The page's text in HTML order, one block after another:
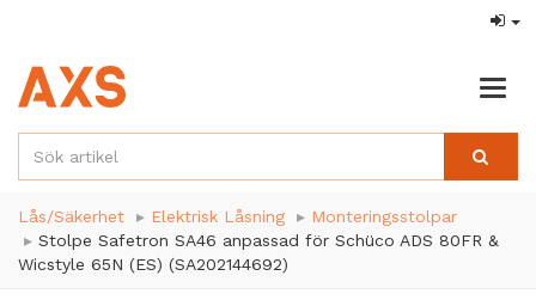
Lås/Säkerhet Elektrisk Låsning
Monteringsstolpar
Stolpe Safetron SA46 anpassad för Schüco ADS 80FR &
Wicstyle 65N (ES) (SA202144692)